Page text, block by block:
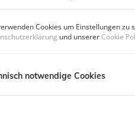
Cookies um Einstellungen
und unsererCookie
notwendige Cookies